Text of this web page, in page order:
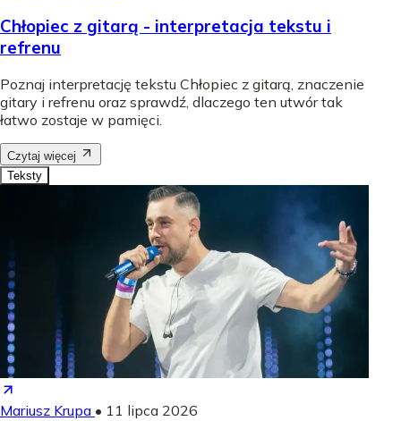
Chłopiec z gitarą - interpretacja tekstu i
refrenu
Poznaj interpretację tekstu Chłopiec z gitarą, znaczenie
gitary i refrenu oraz sprawdź, dlaczego ten utwór tak
łatwo zostaje w pamięci.
Czytaj więcej
Teksty
Mariusz Krupa • 11 lipca 2026